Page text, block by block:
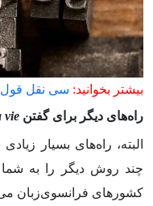
بیشتر بخوانید: سی نقل قول
راه‌های دیگر برای گفتن vie
البته، راه‌های بسیار زیادی
چند روش دیگر را به شما
کشورهای فرانسوی‌زبان